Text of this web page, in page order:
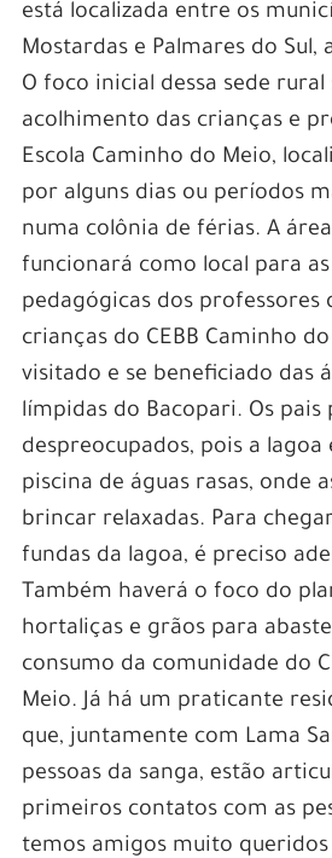
está localizada entre os
Mostardas e Palmares do Sul,
O foco inicial dessa sede rural
acolhimento das crianças e
Escola Caminho do Meio,
por alguns dias ou períodos
numa colônia de férias. A
funcionará como local para
pedagógicas dos professores
crianças do CEBB Caminho
visitado e se beneficiado das
límpidas do Bacopari. Os
despreocupados, pois a lagoa
piscina de águas rasas, onde
brincar relaxadas. Para
fundas da lagoa, é preciso
Também haverá o foco do
hortaliças e grãos para
consumo da comunidade do
Meio. Já há um praticante
que, juntamente com Lama
pessoas da sanga, estão
primeiros contatos com as
temos amigos muito queridos